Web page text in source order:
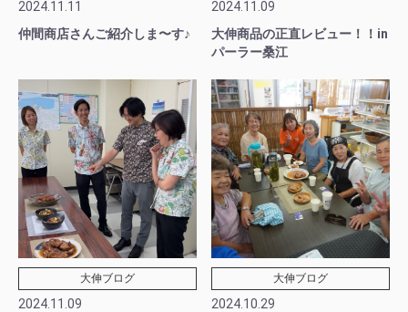
2024.11.11
仲間商店さんご紹介しま〜す♪
2024.11.09
大伸商品の正直レビュー！！in
パーラー桑江
大伸ブログ
2024.11.09
大伸ブログ
2024.10.29